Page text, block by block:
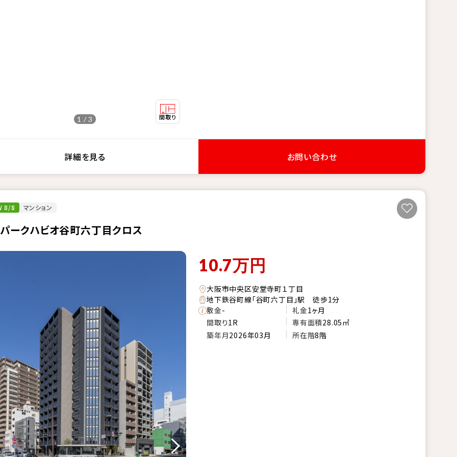
1 / 3
詳細を見る お問い合わせ
8/8 マンション
パークハビオ谷町六丁目クロス
10.7万円
大阪市中央区安堂寺町１丁目
地下鉄谷町線「谷町六丁目」駅 徒歩1分
敷金- 礼金1ヶ月
間取り1R 専有面積28.05㎡
築年月2026年03月 所在階8階